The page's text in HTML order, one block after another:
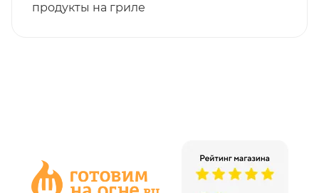
продукты на гриле